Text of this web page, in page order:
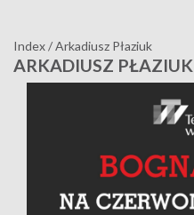
Index/Arkadiusz Płaziuk
ARKADIUSZ PŁAZIUK